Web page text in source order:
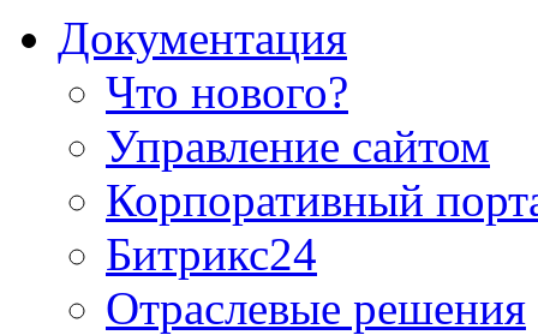
Документация
Что нового?
Управление сайтом
Корпоративный
Битрикс24
Отраслевые решения